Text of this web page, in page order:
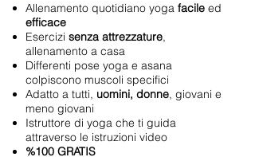
Allenamento quotidiano yoga facile ed
efficace
Esercizi senza attrezzature,
allenamento a casa
Differenti pose yoga e asana
colpiscono muscoli specifici
Adatto a tutti, uomini, donne, giovani e
meno giovani
Istruttore di yoga che ti guida
attraverso le istruzioni video
%100 GRATIS